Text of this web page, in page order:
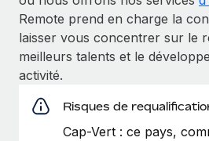
Remote prend en charge la
laisser vous concentrer sur le
meilleurs talents et le
activité.
Risques de
Cap-Vert : ce pays,